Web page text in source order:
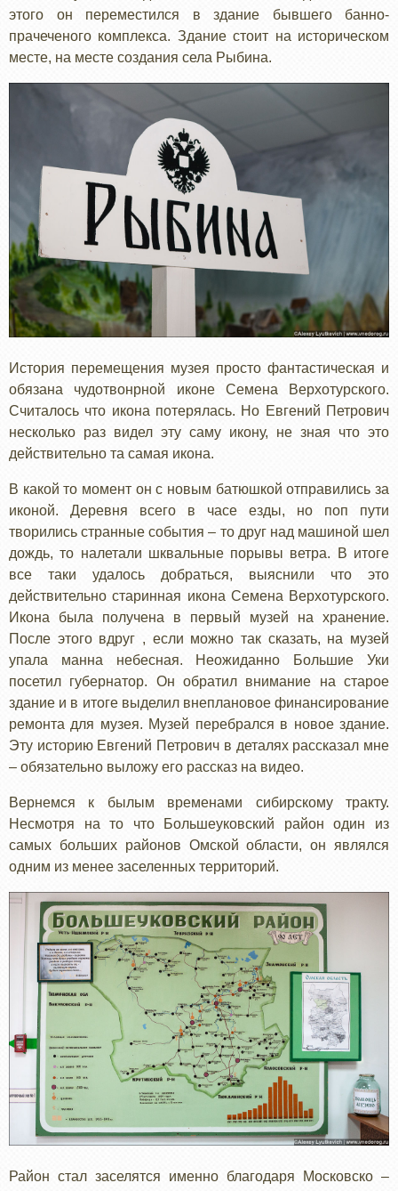
этого он переместился в здание бывшего банно-
прачеченого комплекса. Здание стоит на историческом
месте, на месте создания села Рыбина.
История перемещения музея просто фантастическая и
обязана чудотвонрной иконе Семена Верхотурского.
Считалось что икона потерялась. Но Евгений Петрович
несколько раз видел эту саму икону, не зная что это
действительно та самая икона.
В какой то момент он с новым батюшкой отправились за
иконой. Деревня всего в часе езды, но поп пути
творились странные события – то друг над машиной шел
дождь, то налетали шквальные порывы ветра. В итоге
все таки удалось добраться, выяснили что это
действительно старинная икона Семена Верхотурского.
Икона была получена в первый музей на хранение.
После этого вдруг , если можно так сказать, на музей
упала манна небесная. Неожиданно Большие Уки
посетил губернатор. Он обратил внимание на старое
здание и в итоге выделил внеплановое финансирование
ремонта для музея. Музей перебрался в новое здание.
Эту историю Евгений Петрович в деталях рассказал мне
– обязательно выложу его рассказ на видео.
Вернемся к былым временами сибирскому тракту.
Несмотря на то что Большеуковский район один из
самых больших районов Омской области, он являлся
одним из менее заселенных территорий.
Район стал заселятся именно благодаря Московско –